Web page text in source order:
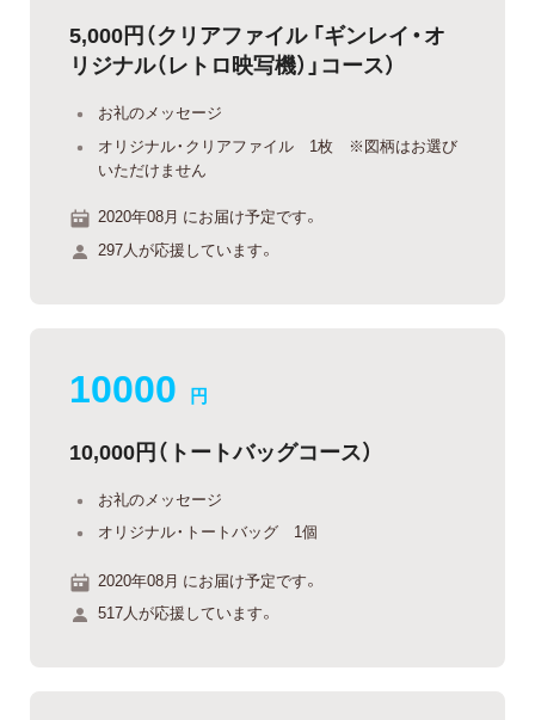
5,000円（クリアファイル 「ギンレイ・オ
リジナル（レトロ映写機）」コース）
お礼のメッセージ
オリジナル・クリアファイル 1枚 ※図柄はお選び
いただけません
2020年08月 にお届け予定です。
297人が応援しています。
10000 円
10,000円（トートバッグコース）
お礼のメッセージ
オリジナル・トートバッグ 1個
2020年08月 にお届け予定です。
517人が応援しています。